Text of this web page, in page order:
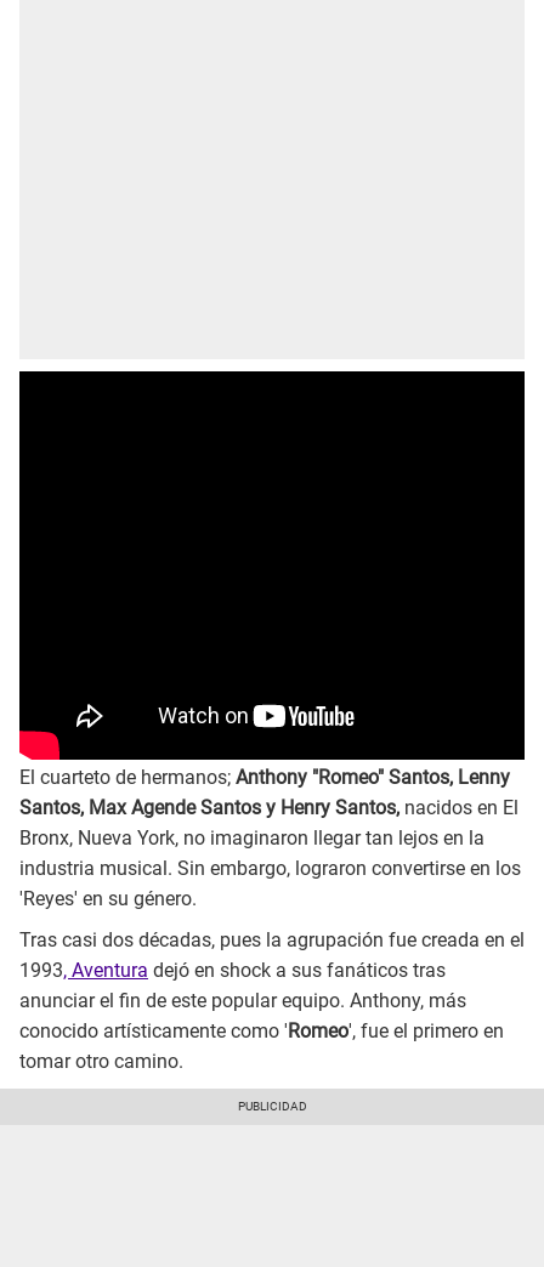
El cuarteto de hermanos; Anthony "Romeo" Santos, Lenny
Santos, Max Agende Santos y Henry Santos, nacidos en El
Bronx, Nueva York, no imaginaron llegar tan lejos en la
industria musical. Sin embargo, lograron convertirse en los
'Reyes' en su género.
Tras casi dos décadas, pues la agrupación fue creada en el
1993, Aventura dejó en shock a sus fanáticos tras
anunciar el fin de este popular equipo. Anthony, más
conocido artísticamente como ' Romeo', fue el primero en
tomar otro camino.